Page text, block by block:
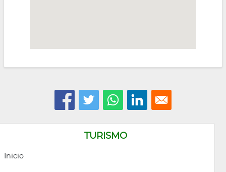
TURISMO
Inicio